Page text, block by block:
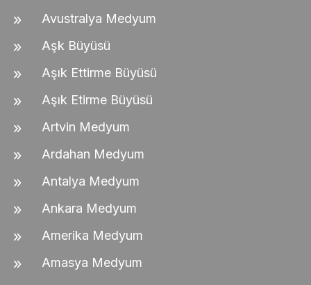
Avustralya Medyum
Aşk Büyüsü
Aşık Ettirme Büyüsü
Aşık Etirme Büyüsü
Artvin Medyum
Ardahan Medyum
Antalya Medyum
Ankara Medyum
Amerika Medyum
Amasya Medyum